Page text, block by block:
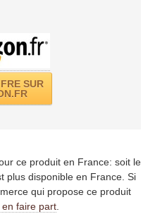
SUR
ce produit en France: soit le
plus disponible en France. Si
qui propose ce produit
en faire part.